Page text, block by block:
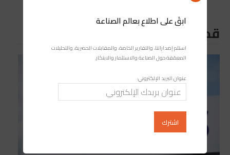
قد يعجبك ايضا
ابقَ على اطلاع بعالم الصناعة
استلم إصداراتنا، والتقارير الخاصة، والمقابلات الحصرية، والتحليلات
المعمّقة حول الصناعة والاستثمار والابتكار.
عنوان البريد الإلكتروني: